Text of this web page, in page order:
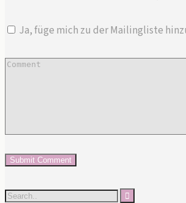
Ja, füge mich zu der Mailingliste